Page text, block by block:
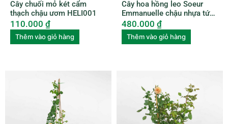
Cây chuối mỏ két cẩm
thạch chậu ươm HELI001
110.000 ₫
Thêm vào giỏ hàng
Cây hoa hồng leo Soeur
Emmanuelle chậu nhựa tứ
quý ROSE002
480.000 ₫
Thêm vào giỏ hàng